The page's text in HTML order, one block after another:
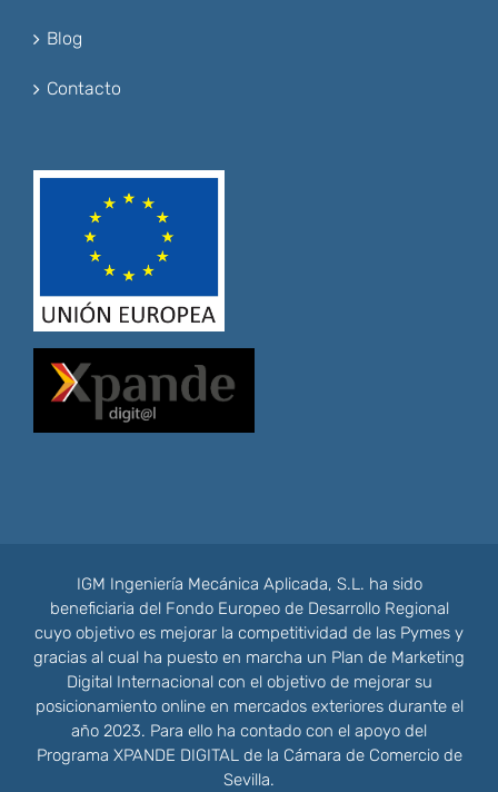
Blog
Contacto
IGM Ingeniería Mecánica Aplicada, S.L. ha sido
beneficiaria del Fondo Europeo de Desarrollo Regional
cuyo objetivo es mejorar la competitividad de las Pymes y
gracias al cual ha puesto en marcha un Plan de Marketing
Digital Internacional con el objetivo de mejorar su
posicionamiento online en mercados exteriores durante el
año 2023. Para ello ha contado con el apoyo del
Programa XPANDE DIGITAL de la Cámara de Comercio de
Sevilla.